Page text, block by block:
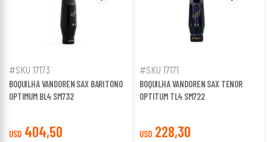
#SKU 17173
BOQUILHA VANDOREN SAX BARITONO
OPTIMUM BL4 SM732
USD 404,50
#SKU 17171
BOQUILHA VANDOREN SAX TENOR
OPTITUM TL4 SM722
USD 228,30